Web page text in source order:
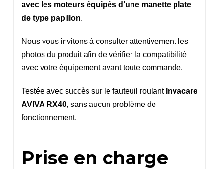
avec les moteurs équipés d’une manette plate
de type papillon.
Nous vous invitons à consulter attentivement les
photos du produit afin de vérifier la compatibilité
avec votre équipement avant toute commande.
Testée avec succès sur le fauteuil roulant Invacare
AVIVA RX40, sans aucun problème de
fonctionnement.
Prise en charge